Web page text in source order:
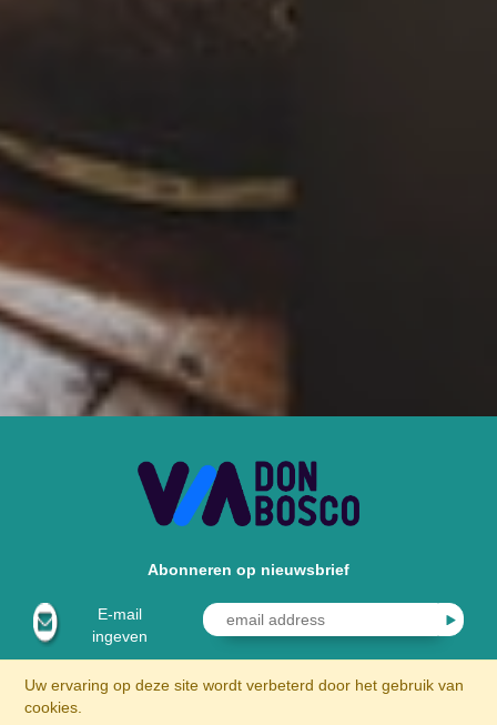
Uw ervaring op deze site wordt verbeterd door het gebruik van
cookies.
Abonneren op nieuwsbrief
E-mail
ingeven